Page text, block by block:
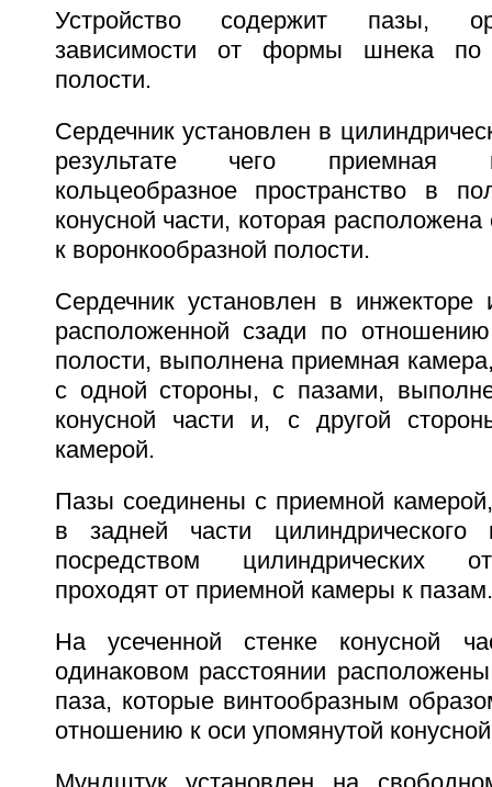
Устройство содержит пазы,
зависимости от формы шнека
полости.
Сердечник установлен в
результате чего приемная
кольцеобразное пространство в
конусной части, которая
к воронкообразной полости.
Сердечник установлен в инжекторе
расположенной сзади по
полости, выполнена приемная
с одной стороны, с пазами,
конусной части и, с другой
камерой.
Пазы соединены с приемной
в задней части цилиндрического
посредством цилиндрических
проходят от приемной камеры к пазам.
На усеченной стенке конусной
одинаковом расстоянии
паза, которые винтообразным
отношению к оси упомянутой